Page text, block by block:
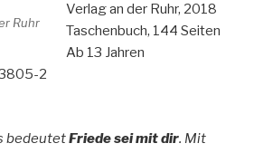
Ruhr
Verlag an der Ruhr, 2018
Taschenbuch, 144 Seiten
Ab 13 Jahren
2
bedeutetFriede sei mit dir. Mit